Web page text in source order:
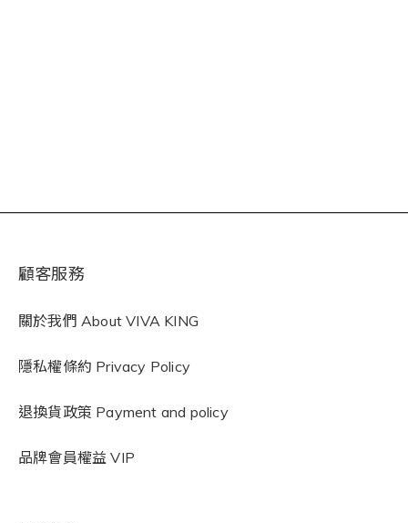
顧客服務
關於我們 About VIVA KING
隱私權條約 Privacy Policy
退換貨政策 Payment and policy
品牌會員權益 VIP